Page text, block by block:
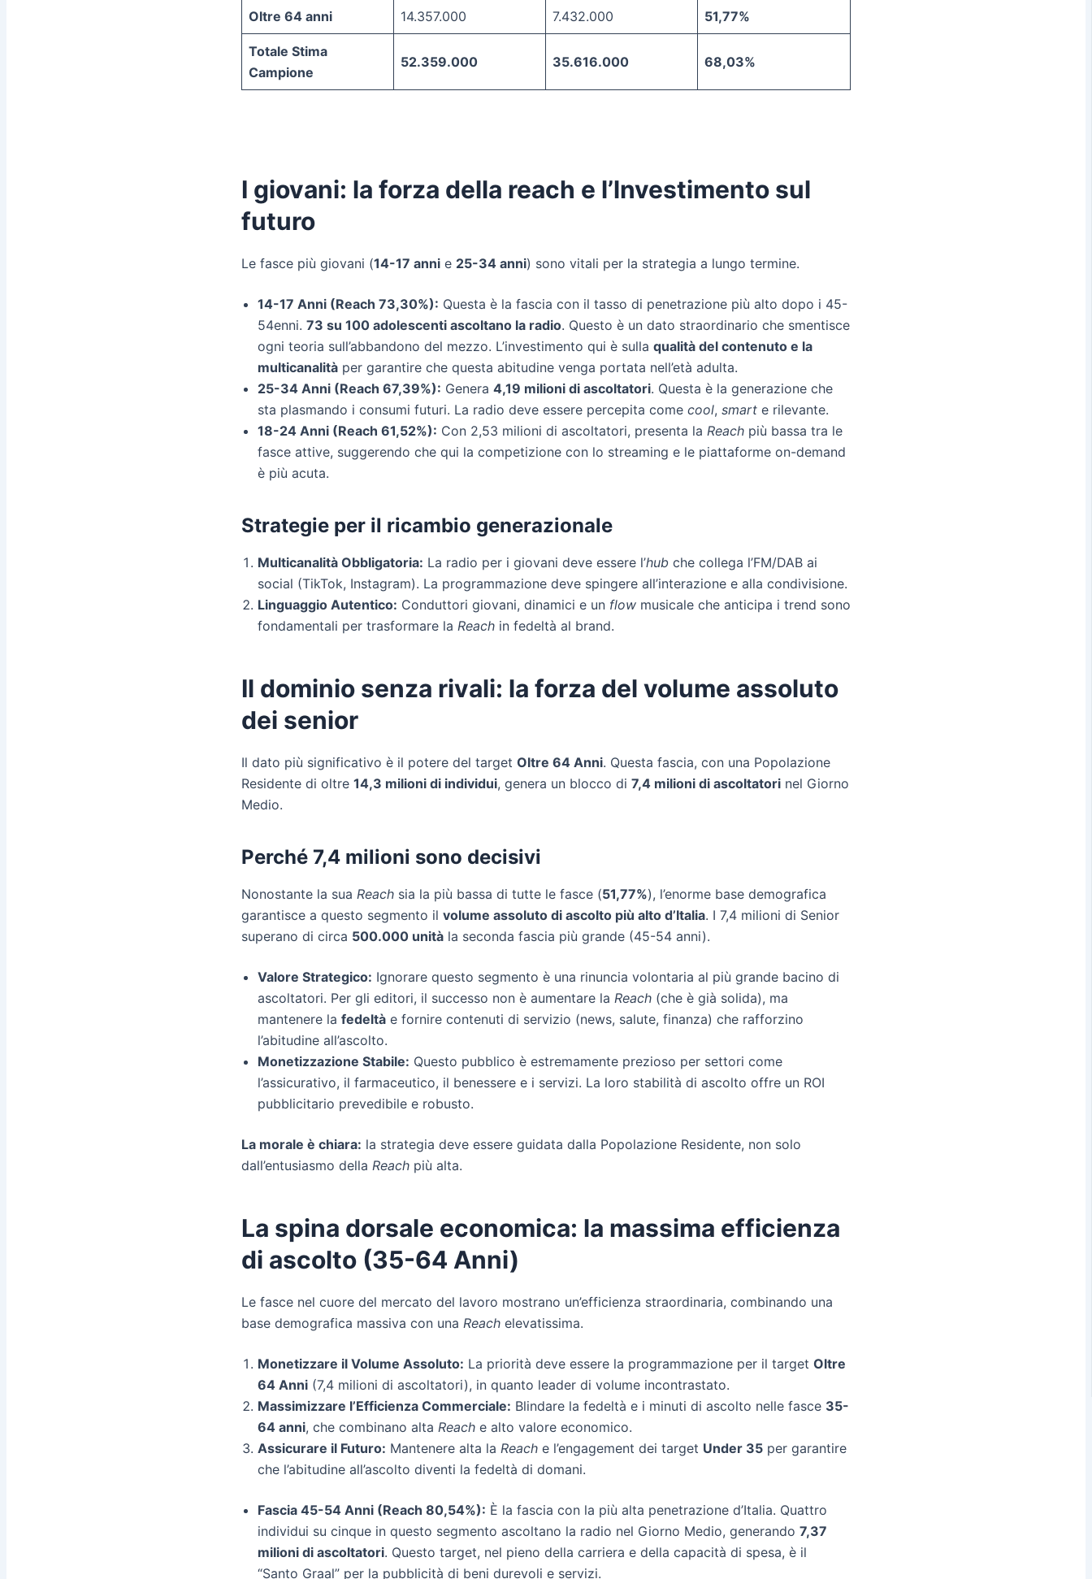
Oltre 64 anni 14.357.000 7.432.000 51,77%
Totale Stima
Campione
52.359.000 35.616.000 68,03%
I giovani: la forza della reach e l’lnvestimento sul
futuro
Le fasce più giovani (14-17 anni e 25-34 anni) sono vitali per la strategia a lungo termine.
14-17 Anni (Reach 73,30%): Questa è la fascia con il tasso di penetrazione più alto dopo i 45-
54enni. 73 su 100 adolescenti ascoltano la radio. Questo è un dato straordinario che smentisce
ogni teoria sull’abbandono del mezzo. L’investimento qui è sulla qualità del contenuto e la
multicanalità per garantire che questa abitudine venga portata nell’età adulta.
25-34 Anni (Reach 67,39%): Genera 4,19 milioni di ascoltatori. Questa è la generazione che
sta plasmando i consumi futuri. La radio deve essere percepita come cool, smart e rilevante.
18-24 Anni (Reach 61,52%): Con 2,53 milioni di ascoltatori, presenta la Reach più bassa tra le
fasce attive, suggerendo che qui la competizione con lo streaming e le piattaforme on-demand
è più acuta.
Strategie per il ricambio generazionale
Multicanalità Obbligatoria: La radio per i giovani deve essere l’hub che collega l’FM/DAB ai
social (TikTok, Instagram). La programmazione deve spingere all’interazione e alla condivisione.
Linguaggio Autentico: Conduttori giovani, dinamici e un flow musicale che anticipa i trend sono
fondamentali per trasformare la Reach in fedeltà al brand.
Il dominio senza rivali: la forza del volume assoluto
dei senior
Il dato più significativo è il potere del target Oltre 64 Anni. Questa fascia, con una Popolazione
Residente di oltre 14,3 milioni di individui, genera un blocco di 7,4 milioni di ascoltatori nel Giorno
Medio.
Perché 7,4 milioni sono decisivi
Nonostante la sua Reach sia la più bassa di tutte le fasce (51,77%), l’enorme base demografica
garantisce a questo segmento il volume assoluto di ascolto più alto d’Italia. I 7,4 milioni di Senior
superano di circa 500.000 unità la seconda fascia più grande (45-54 anni).
Valore Strategico: Ignorare questo segmento è una rinuncia volontaria al più grande bacino di
ascoltatori. Per gli editori, il successo non è aumentare la Reach (che è già solida), ma
mantenere la fedeltà e fornire contenuti di servizio (news, salute, finanza) che rafforzino
l’abitudine all’ascolto.
Monetizzazione Stabile: Questo pubblico è estremamente prezioso per settori come
l’assicurativo, il farmaceutico, il benessere e i servizi. La loro stabilità di ascolto offre un ROI
pubblicitario prevedibile e robusto.
La morale è chiara: la strategia deve essere guidata dalla Popolazione Residente, non solo
dall’entusiasmo della Reach più alta.
La spina dorsale economica: la massima efficienza
di ascolto (35-64 Anni)
Le fasce nel cuore del mercato del lavoro mostrano un’efficienza straordinaria, combinando una
base demografica massiva con una Reach elevatissima.
Monetizzare il Volume Assoluto: La priorità deve essere la programmazione per il target Oltre
64 Anni (7,4 milioni di ascoltatori), in quanto leader di volume incontrastato.
Massimizzare l’Efficienza Commerciale: Blindare la fedeltà e i minuti di ascolto nelle fasce 35-
64 anni, che combinano alta Reach e alto valore economico.
Assicurare il Futuro: Mantenere alta la Reach e l’engagement dei target Under 35 per garantire
che l’abitudine all’ascolto diventi la fedeltà di domani.
Fascia 45-54 Anni (Reach 80,54%): È la fascia con la più alta penetrazione d’Italia. Quattro
individui su cinque in questo segmento ascoltano la radio nel Giorno Medio, generando 7,37
milioni di ascoltatori. Questo target, nel pieno della carriera e della capacità di spesa, è il
“Santo Graal” per la pubblicità di beni durevoli e servizi.